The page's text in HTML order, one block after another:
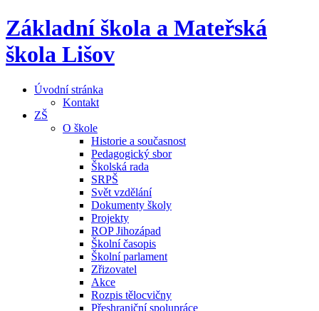
Základní škola a Mateřská
škola Lišov
Úvodní stránka
Kontakt
ZŠ
O škole
Historie a současnost
Pedagogický sbor
Školská rada
SRPŠ
Svět vzdělání
Dokumenty školy
Projekty
ROP Jihozápad
Školní časopis
Školní parlament
Zřizovatel
Akce
Rozpis tělocvičny
Přeshraniční spolupráce